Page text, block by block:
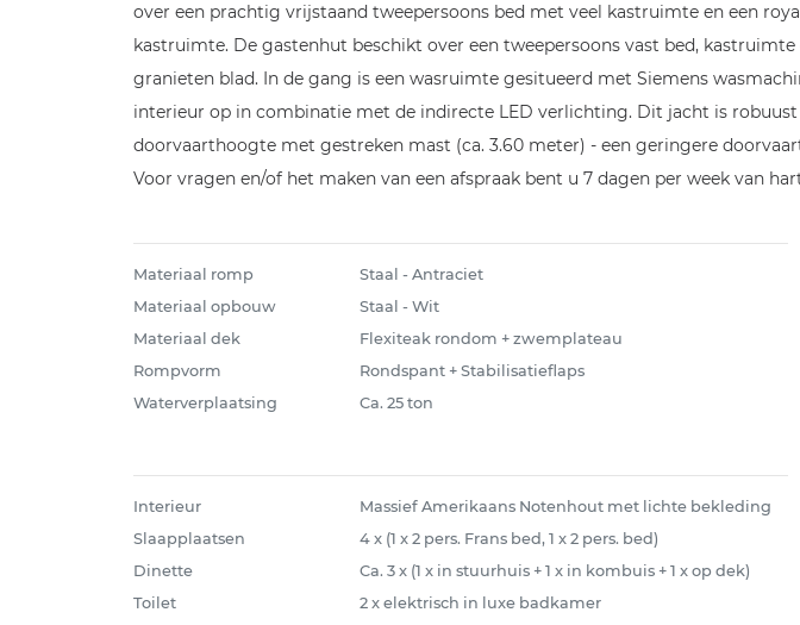
over een prachtig vrijstaand tweepersoons bed met veel kastruimte en een
kastruimte. De gastenhut beschikt over een tweepersoons vast bed,
granieten blad. In de gang is een wasruimte gesitueerd met Siemens
interieur op in combinatie met de indirecte LED verlichting. Dit jacht is
doorvaarthoogte met gestreken mast (ca. 3.60 meter) - een geringere
Voor vragen en/of het maken van een afspraak bent u 7 dagen per week van
Materiaal romp
Staal - Antraciet
Materiaal opbouw
Staal - Wit
Materiaal dek
Flexiteak rondom + zwemplateau
Rompvorm
Rondspant + Stabilisatieflaps
Waterverplaatsing
Ca. 25 ton
Interieur
Massief Amerikaans Notenhout met lichte bekleding
Slaapplaatsen
4 x (1 x 2 pers. Frans bed, 1 x 2 pers. bed)
Dinette
Ca. 3 x (1 x in stuurhuis + 1 x in kombuis + 1 x op dek)
Toilet
2 x elektrisch in luxe badkamer